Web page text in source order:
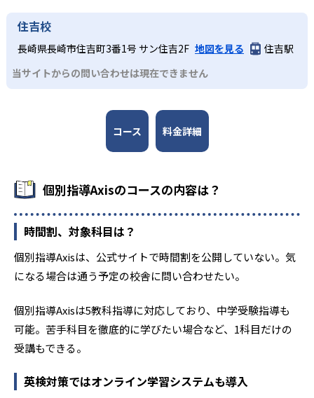
奈良学園登美ヶ丘中学校 -
智辯学園中学校 - 育英西中学校
東大寺学園中学校 -
奈良学園中学校 - 帝塚山中学校
西大和学園中学校
智辯学園奈良カレッジ中学部 -
岡山県立岡山操山中学校 -
岡山県立岡山大安寺中等教育学校 -
岡山白陵中学校
清心中学校 - 山陽学園中学校 -
住吉校
長崎県長崎市住吉町3番1号 サン住吉2F 地図を見る
住吉駅
当サイトからの問い合わせは現在できません
コース 料金詳細
個別指導Axisのコースの内容は？
時間割、対象科目は？
個別指導Axisは、公式サイトで時間割を公開していない。気
になる場合は通う予定の校舎に問い合わせたい。
個別指導Axisは5教科指導に対応しており、中学受験指導も
可能。苦手科目を徹底的に学びたい場合など、1科目だけの
受講もできる。
英検対策ではオンライン学習システムも導入